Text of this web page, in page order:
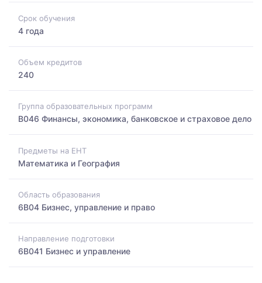
Срок обучения
4 года
Объем кредитов
240
Группа образовательных программ
B046 Финансы, экономика, банковское и страховое дело
Предметы на ЕНТ
Математика и География
Область образования
6B04 Бизнес, управление и право
Направление подготовки
6B041 Бизнес и управление